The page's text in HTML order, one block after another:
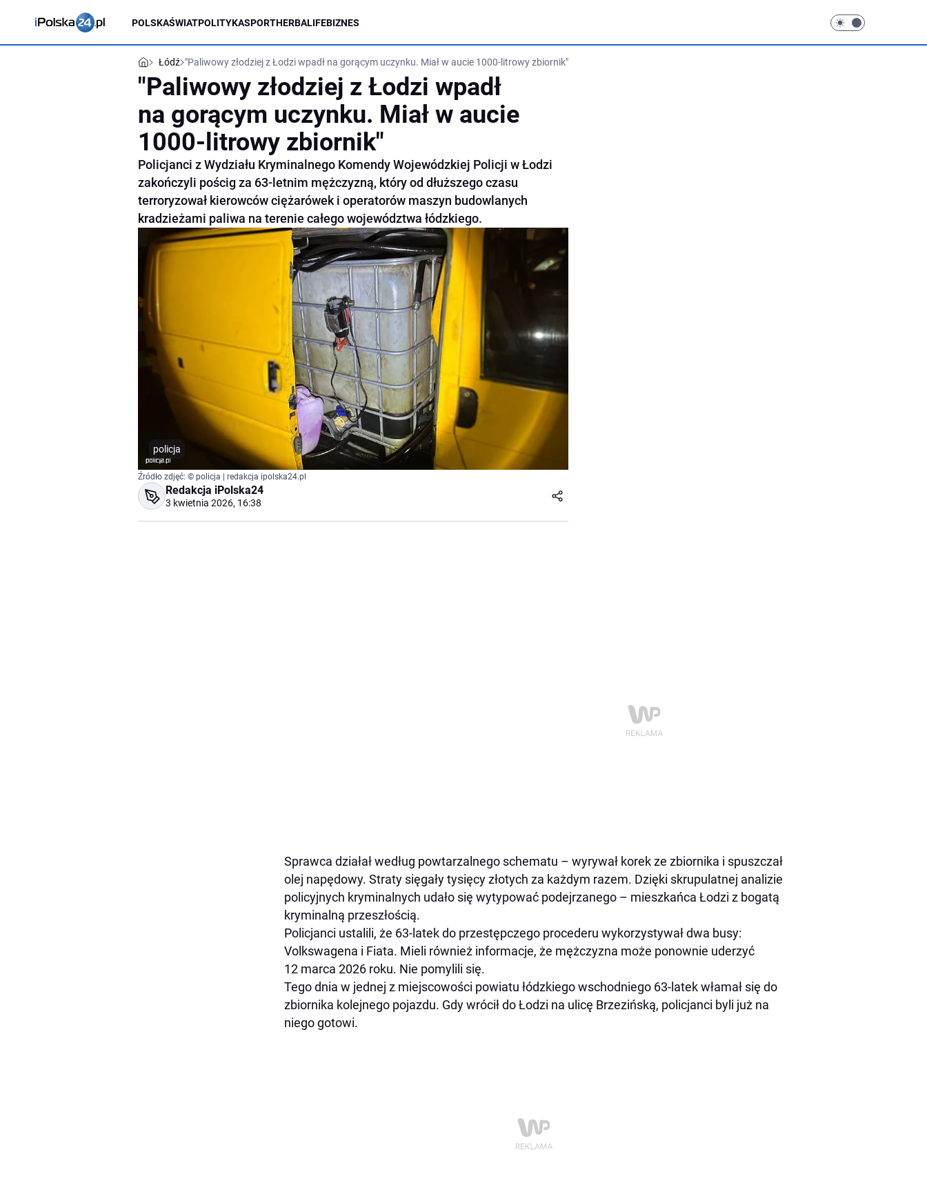
POLSKAŚWIATPOLITYKASPORTHERBALIFEBIZNES
Łódź "Paliwowy złodziej z Łodzi wpadł na gorącym uczynku. Miał w aucie 1000-litrowy zbiornik"
"Paliwowy złodziej z Łodzi wpadł
na gorącym uczynku. Miał w aucie
1000-litrowy zbiornik"
Policjanci z Wydziału Kryminalnego Komendy Wojewódzkiej Policji w Łodzi
zakończyli pościg za 63-letnim mężczyzną, który od dłuższego czasu
terroryzował kierowców ciężarówek i operatorów maszyn budowlanych
kradzieżami paliwa na terenie całego województwa łódzkiego.
policja
Źródło zdjęć: © policja | redakcja ipolska24.pl
Redakcja iPolska24
3 kwietnia 2026, 16:38
Sprawca działał według powtarzalnego schematu – wyrywał korek ze zbiornika i spuszczał
olej napędowy. Straty sięgały tysięcy złotych za każdym razem. Dzięki skrupulatnej analizie
policyjnych kryminalnych udało się wytypować podejrzanego – mieszkańca Łodzi z bogatą
kryminalną przeszłością.
Policjanci ustalili, że 63-latek do przestępczego procederu wykorzystywał dwa busy:
Volkswagena i Fiata. Mieli również informacje, że mężczyzna może ponownie uderzyć
12 marca 2026 roku. Nie pomylili się.
Tego dnia w jednej z miejscowości powiatu łódzkiego wschodniego 63-latek włamał się do
zbiornika kolejnego pojazdu. Gdy wrócił do Łodzi na ulicę Brzezińską, policjanci byli już na
niego gotowi.